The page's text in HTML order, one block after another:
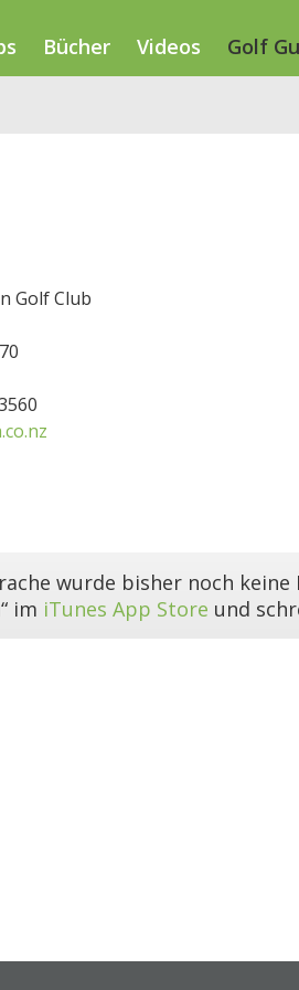
Bücher Videos Golf
Golf Club
wurde bisher noch
im iTunes App Store und